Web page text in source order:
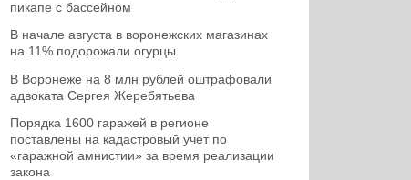
пикапе с бассейном
В начале августа в воронежских магазинах
на 11% подорожали огурцы
В Воронеже на 8 млн рублей оштрафовали
адвоката Сергея Жеребятьева
Порядка 1600 гаражей в регионе
поставлены на кадастровый учет по
«гаражной амнистии» за время реализации
закона